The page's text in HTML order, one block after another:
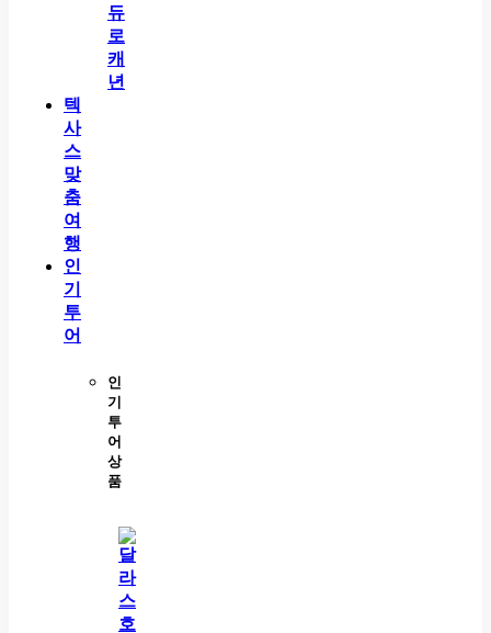
듀
로
캐
년
텍
사
스
맞
춤
여
행
인
기
투
어
인
기
투
어
상
품